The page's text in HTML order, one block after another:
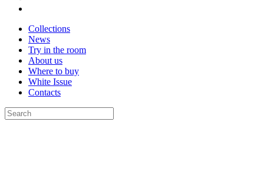
Collections
News
Try in the room
About us
Where to buy
White Issue
Contacts